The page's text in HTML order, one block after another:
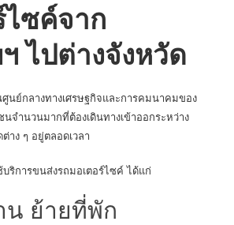
ไซค์จาก
ไปต่างจังหวัด
ศูนย์กลางทางเศรษฐกิจและการคมนาคมของ
นจำนวนมากที่ต้องเดินทางเข้าออกระหว่าง
าง ๆ อยู่ตลอดเวลา
ริการขนส่งรถมอเตอร์ไซค์ ได้แก่
น ย้ายที่พัก